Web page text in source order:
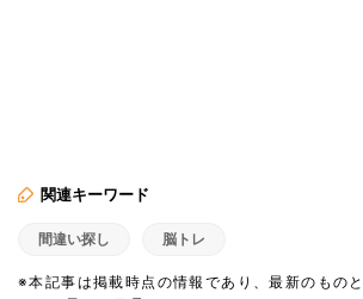
関連キーワード
間違い探し 脳トレ
※本記事は掲載時点の情報であり、最新のもの